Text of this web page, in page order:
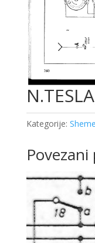
Kategorije: Sheme